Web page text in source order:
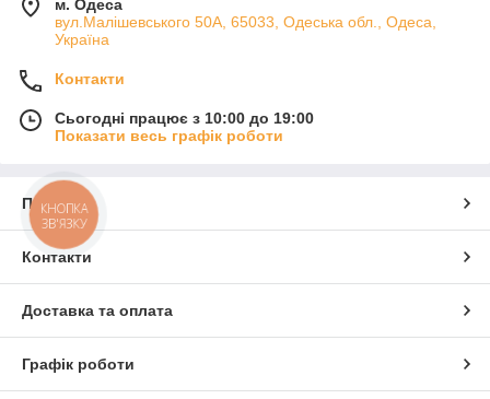
м. Одеса
вул.Малішевського 50А, 65033, Одеська обл., Одеса,
Україна
Контакти
Сьогодні працює з 10:00 до 19:00
Показати весь графік роботи
Про нас
Контакти
Доставка та оплата
Графік роботи
КНОПКА
ЗВ'ЯЗКУ